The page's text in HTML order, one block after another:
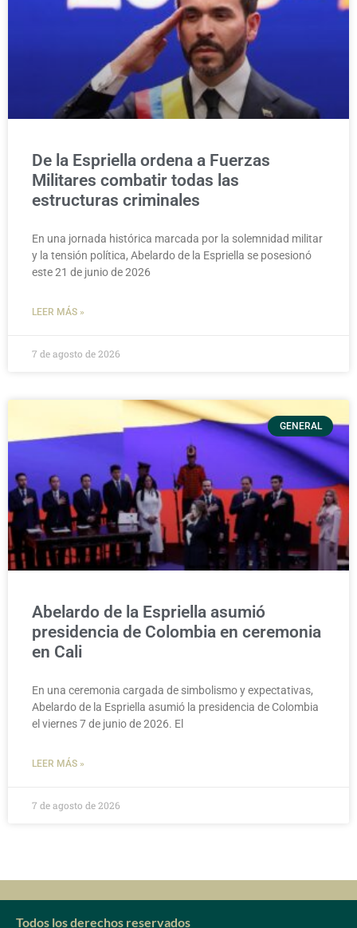
De la Espriella ordena a Fuerzas
Militares combatir todas las
estructuras criminales
En una jornada histórica marcada por la solemnidad militar
y la tensión política, Abelardo de la Espriella se posesionó
este 21 de junio de 2026
LEER MÁS »
7 de agosto de 2026
GENERAL
Abelardo de la Espriella asumió
presidencia de Colombia en ceremonia
en Cali
En una ceremonia cargada de simbolismo y expectativas,
Abelardo de la Espriella asumió la presidencia de Colombia
el viernes 7 de junio de 2026. El
LEER MÁS »
7 de agosto de 2026
Todos los derechos reservados